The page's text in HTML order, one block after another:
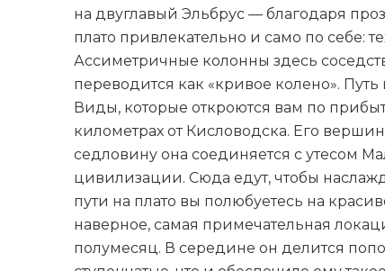
на двуглавый Эльбрус — благодаря
плато привлекательно и само по себе:
Ассиметричные колонны здесь
переводится как «кривое колено».
Виды, которые откроются вам по
километрах от Кисловодска. Его
седловину она соединяется с утесом
цивилизации. Сюда едут, чтобы
пути на плато вы полюбуетесь на
наверное, самая примечательная
полумесяц. В середине он делится